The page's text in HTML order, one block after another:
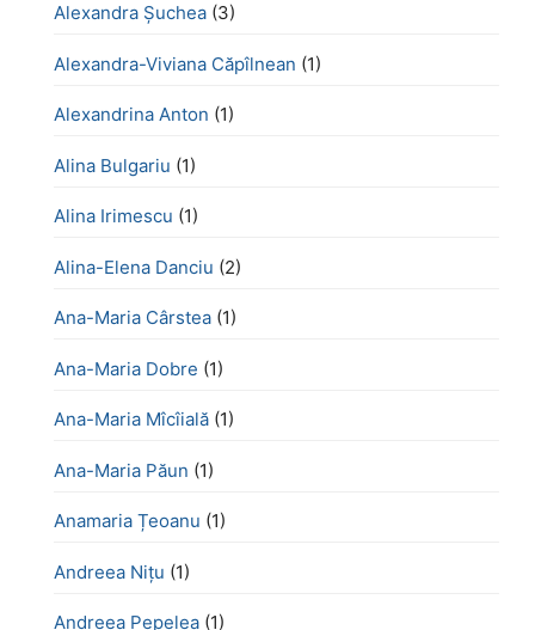
Alexandra Șuchea (3)
Alexandra-Viviana Căpîlnean (1)
Alexandrina Anton (1)
Alina Bulgariu (1)
Alina Irimescu (1)
Alina-Elena Danciu (2)
Ana-Maria Cârstea (1)
Ana-Maria Dobre (1)
Ana-Maria Mîcîială (1)
Ana-Maria Păun (1)
Anamaria Țeoanu (1)
Andreea Nițu (1)
Andreea Pepelea (1)